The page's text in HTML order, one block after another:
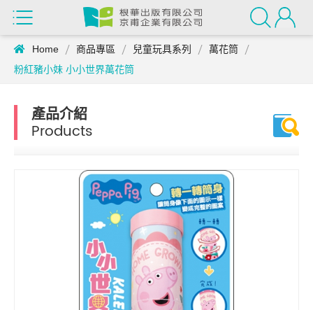
Home 商品專區 兒童玩具系列
萬花筒
粉紅豬小妹 小小世界萬花筒
產品介紹
Products